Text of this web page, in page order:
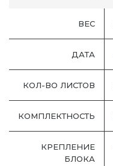
ВЕС
ДАТА
КОЛ-ВО ЛИСТОВ
КОМПЛЕКТНОСТЬ
КРЕПЛЕНИЕ
БЛОКА